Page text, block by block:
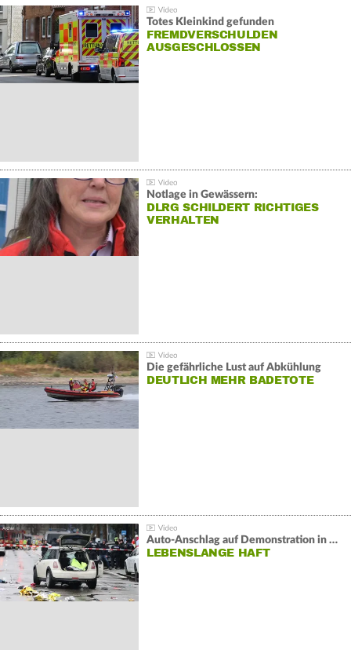
Totes Kleinkind gefunden
FREMDVERSCHULDEN
AUSGESCHLOSSEN
Notlage in Gewässern:
DLRG SCHILDERT RICHTIGES
VERHALTEN
Die gefährliche Lust auf Abkühlung
DEUTLICH MEHR BADETOTE
Auto-Anschlag auf Demonstration in München:
LEBENSLANGE HAFT